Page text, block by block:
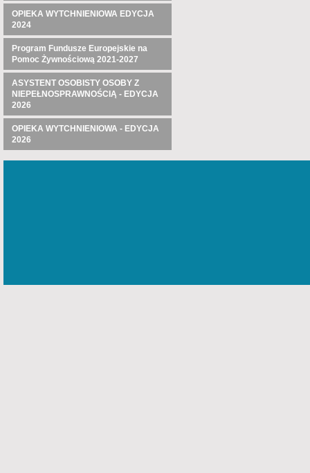
OPIEKA WYTCHNIENIOWA EDYCJA
2024
Program Fundusze Europejskie na
Pomoc Żywnościową 2021-2027
ASYSTENT OSOBISTY OSOBY Z
NIEPEŁNOSPRAWNOŚCIĄ - EDYCJA
2026
OPIEKA WYTCHNIENIOWA - EDYCJA
2026